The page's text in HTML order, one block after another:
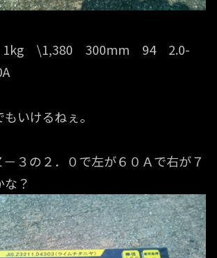
\1,380 300mm 94 2.0-
いけるねぇ。
３の２．０で左が６０Ａで右が７
？